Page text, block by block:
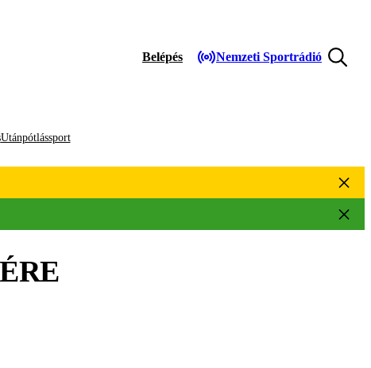
Belépés Nemzeti Sportrádió
Utánpótlássport